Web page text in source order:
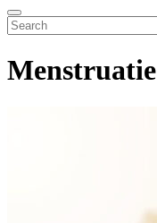
Menstruatie